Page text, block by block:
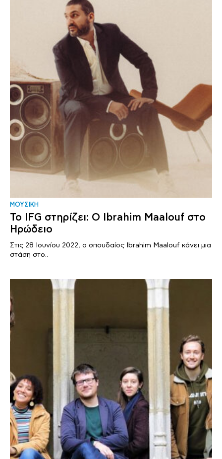
ΜΟΥΣΙΚΗ
Το IFG στηρίζει: Ο Ibrahim Maalouf στο
Ηρώδειο
Στις 28 Ιουνίου 2022, ο σπουδαίος Ibrahim Maalouf κάνει μια
στάση στο..